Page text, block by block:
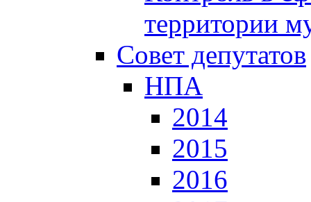
территории
Совет депутатов
НПА
2014
2015
2016